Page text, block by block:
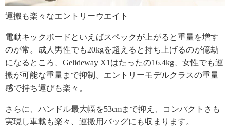
運搬も楽々なエントリーウエイト
電動キックボードといえばスペックが上がると重量を増す
のが常。成人男性でも20kgを超えると持ち上げるのが億劫
になるところ、Gelideway X1はたったの16.4kg、女性でも運
搬が可能な重量まで抑制。エントリーモデルクラスの重量
感で持ち運びも楽々。
さらに、ハンドル最大幅を53cmまで抑え、コンパクトさも
実現し車載も楽々、運搬用バッグにも収まります。